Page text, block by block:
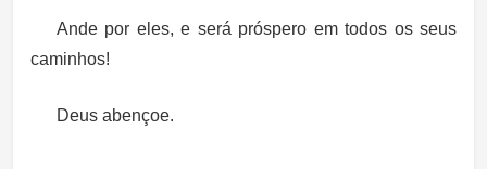
Ande por eles, e será próspero em todos os seus
caminhos!
Deus abençoe.